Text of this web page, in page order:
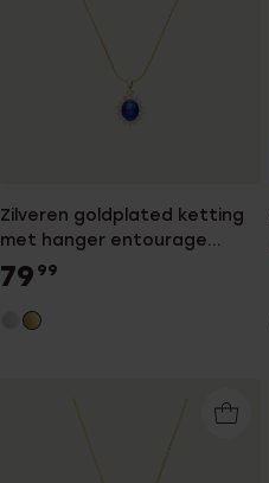
Zilveren goldplated ketting
met hanger entourage
blauw/wit
79 99